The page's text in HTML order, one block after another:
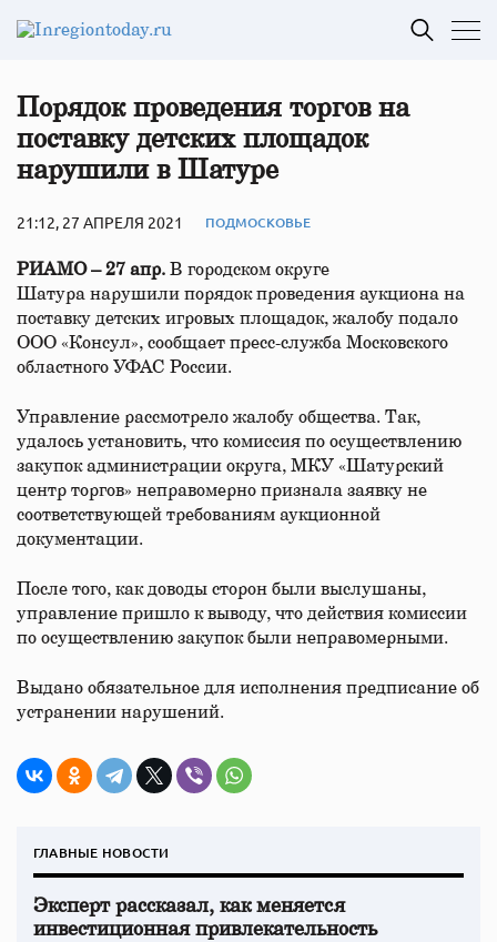
Порядок проведения торгов на
поставку детских площадок
нарушили в Шатуре
21:12, 27 АПРЕЛЯ 2021 ПОДМОСКОВЬЕ
РИАМО – 27 апр. В городском округе
Шатура нарушили порядок проведения аукциона на
поставку детских игровых площадок, жалобу подало
ООО «Консул», сообщает пресс-служба Московского
областного УФАС России.
Управление рассмотрело жалобу общества. Так,
удалось установить, что комиссия по осуществлению
закупок администрации округа, МКУ «Шатурский
центр торгов» неправомерно признала заявку не
соответствующей требованиям аукционной
документации.
После того, как доводы сторон были выслушаны,
управление пришло к выводу, что действия комиссии
по осуществлению закупок были неправомерными.
Выдано обязательное для исполнения предписание об
устранении нарушений.
ГЛАВНЫЕ НОВОСТИ
Эксперт рассказал, как меняется
инвестиционная привлекательность